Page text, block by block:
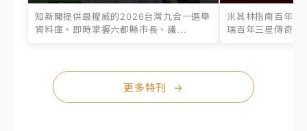
知新聞提供最權威的2026台灣九合一選舉
資料庫。即時掌握六都縣市長、議...
米其林指南百年之
瑞百年三星傳奇、
更多特刊 →